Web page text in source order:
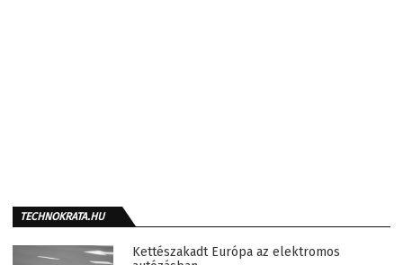
TECHNOKRATA.HU
Kettészakadt Európa az elektromos